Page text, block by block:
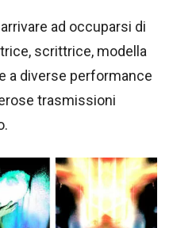
ad occuparsi di
scrittrice, modella
a diverse performance
trasmissioni